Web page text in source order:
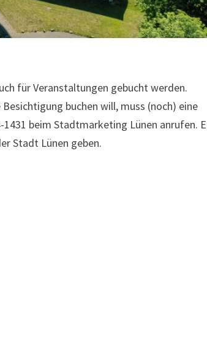
für Veranstaltungen gebucht werden.
buchen will, muss (noch) eine
beim Stadtmarketing Lünen anrufen.
Stadt Lünen geben.